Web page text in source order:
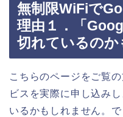
無制限WiFiで
理由１．「
切れているのか
こちらのページをご覧
ビスを実際に申し込み
いるかもしれません。で